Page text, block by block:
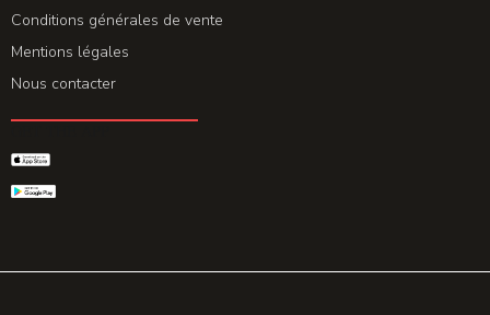
Conditions générales de vente
Mentions légales
Nous contacter